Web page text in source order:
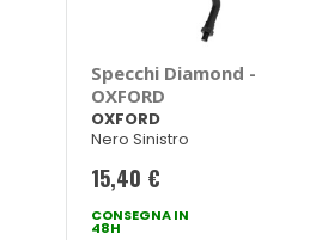
Specchi Diamond -
OXFORD
OXFORD
Nero Sinistro
15,40 €
CONSEGNA IN
48H